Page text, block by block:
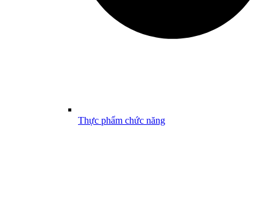
Thực phẩm chức năng